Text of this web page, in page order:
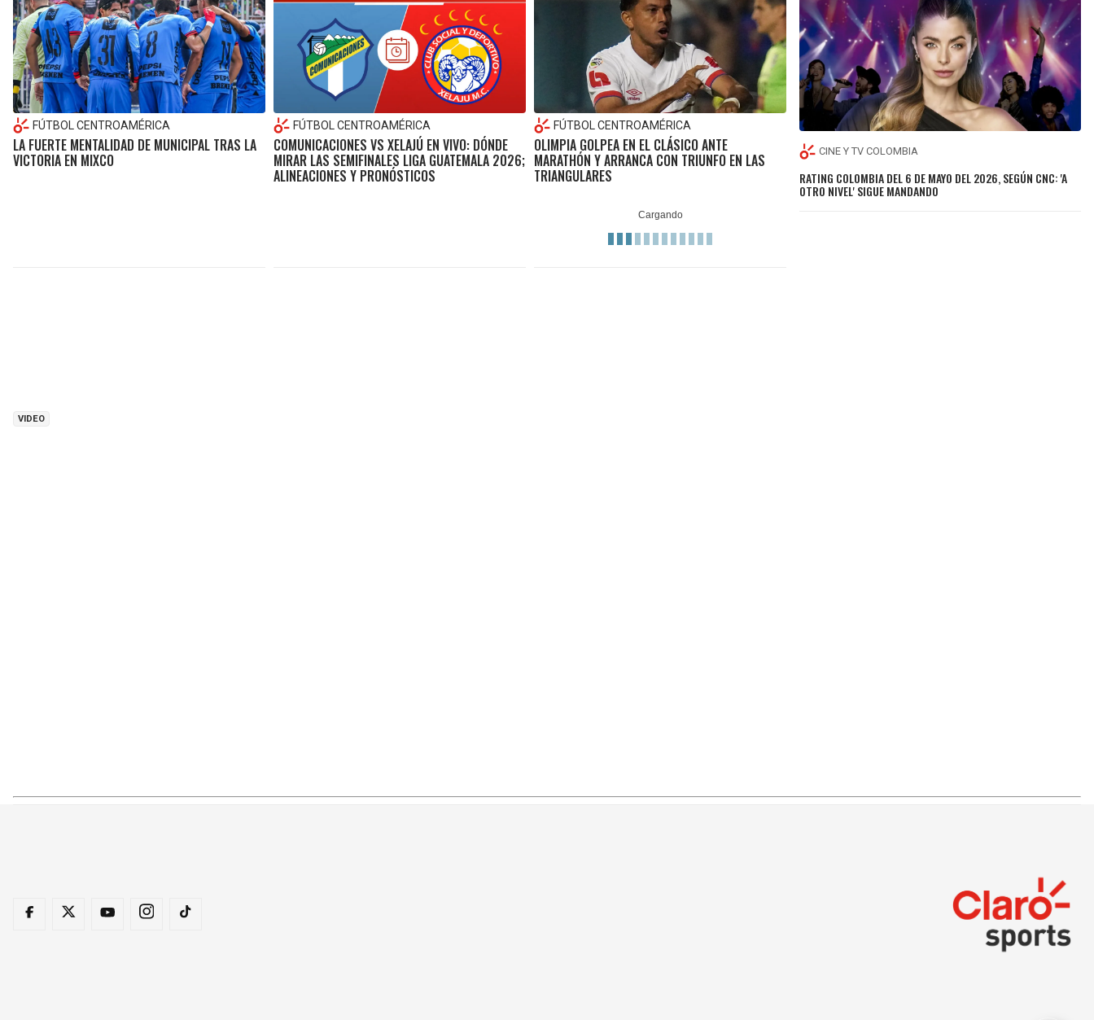
FÚTBOL CENTROAMÉRICA
LA FUERTE MENTALIDAD DE MUNICIPAL TRAS LA
VICTORIA EN MIXCO
FÚTBOL CENTROAMÉRICA
COMUNICACIONES VS XELAJÚ EN VIVO: DÓNDE
MIRAR LAS SEMIFINALES LIGA GUATEMALA 2026;
ALINEACIONES Y PRONÓSTICOS
FÚTBOL CENTROAMÉRICA
OLIMPIA GOLPEA EN EL CLÁSICO ANTE
MARATHÓN Y ARRANCA CON TRIUNFO EN LAS
TRIANGULARES
VIDEO
CINE Y TV COLOMBIA
RATING COLOMBIA DEL 6 DE MAYO DEL 2026, SEGÚN CNC: 'A
OTRO NIVEL' SIGUE MANDANDO